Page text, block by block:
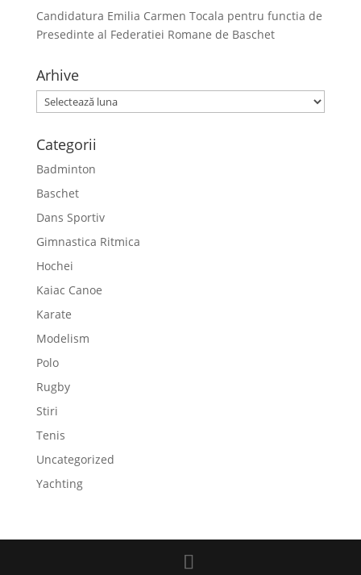
Candidatura Emilia Carmen Tocala pentru functia de
Presedinte al Federatiei Romane de Baschet
Arhive
Arhive
Categorii
Badminton
Baschet
Dans Sportiv
Gimnastica Ritmica
Hochei
Kaiac Canoe
Karate
Modelism
Polo
Rugby
Stiri
Tenis
Uncategorized
Yachting